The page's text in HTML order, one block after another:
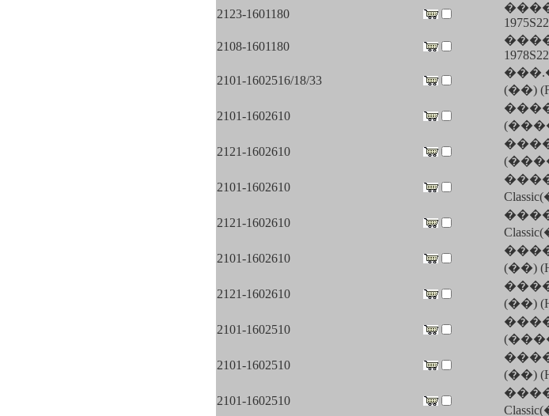
2123-1601180
2108-1601180
2101-1602516/18/33
(��)
2101-1602610
2121-1602610
2101-1602610
2121-1602610
2101-1602610
(��)
2121-1602610
(��)
2101-1602510
2101-1602510
(��)
2101-1602510